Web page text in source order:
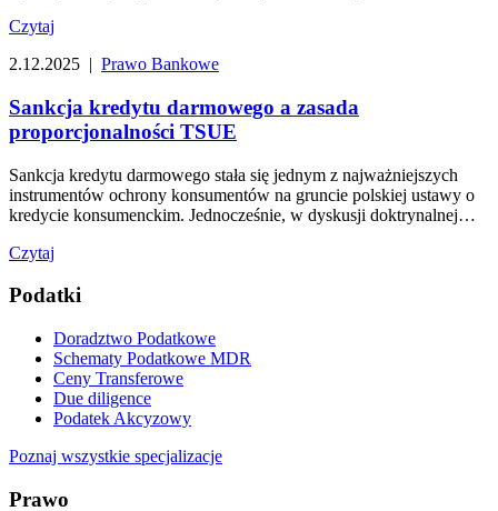
Czytaj
2.12.2025 | Prawo Bankowe
Sankcja kredytu darmowego a zasada
proporcjonalności TSUE
Sankcja kredytu darmowego stała się jednym z najważniejszych
instrumentów ochrony konsumentów na gruncie polskiej ustawy o
kredycie konsumenckim. Jednocześnie, w dyskusji doktrynalnej…
Czytaj
Podatki
Doradztwo Podatkowe
Schematy Podatkowe MDR
Ceny Transferowe
Due diligence
Podatek Akcyzowy
Poznaj wszystkie specjalizacje
Prawo